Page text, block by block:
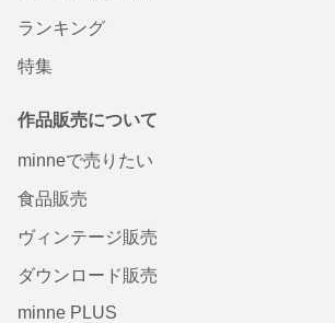
ランキング
特集
作品販売について
minneで売りたい
食品販売
ヴィンテージ販売
ダウンロード販売
minne PLUS